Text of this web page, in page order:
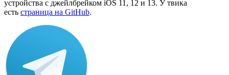
устройства с джейлбрейком iOS 11, 12 и 13. У твика
есть страница на GitHub.